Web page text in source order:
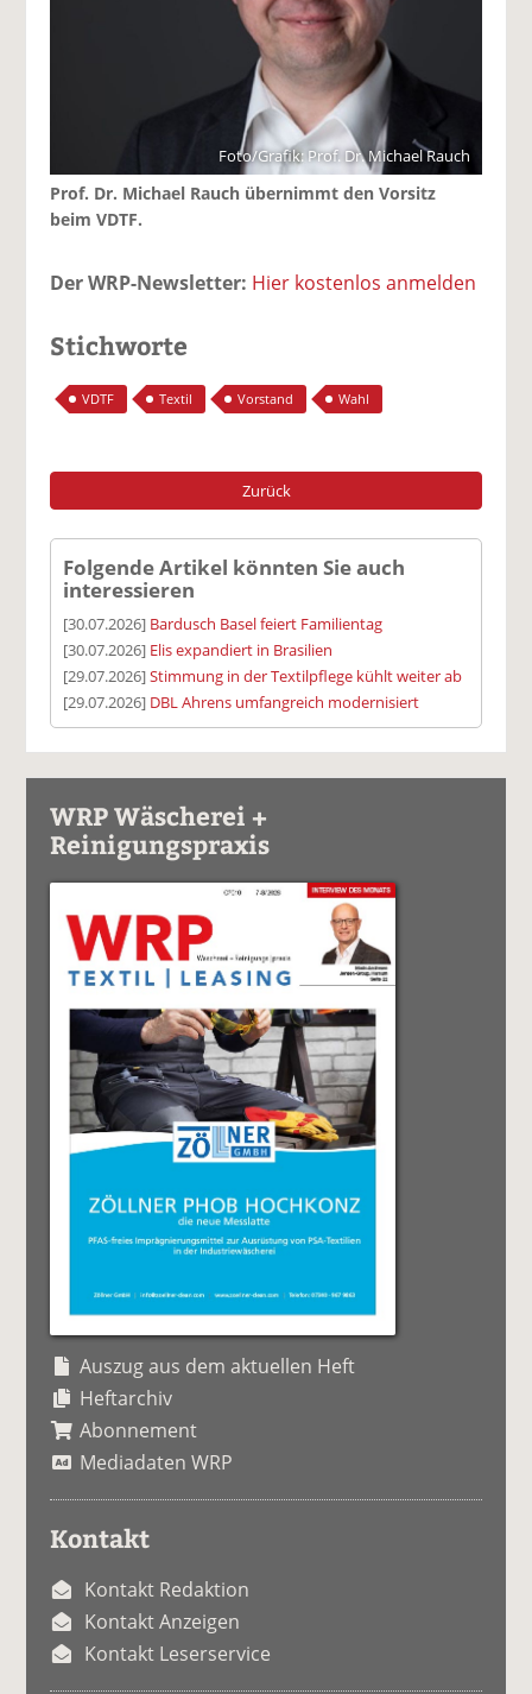
Foto/Grafik: Prof. Dr. Michael Rauch
Prof. Dr. Michael Rauch übernimmt den Vorsitz
beim VDTF.
Der WRP-Newsletter: Hier kostenlos anmelden
Stichworte
VDTF Textil Vorstand Wahl
Zurück
Folgende Artikel könnten Sie auch
interessieren
[30.07.2026] Bardusch Basel feiert Familientag
[30.07.2026] Elis expandiert in Brasilien
[29.07.2026]Stimmung in der Textilpflege kühlt weiter ab
[29.07.2026] DBL Ahrens umfangreich modernisiert
WRP Wäscherei +
Reinigungspraxis
Auszug aus dem aktuellen Heft
Heftarchiv
Abonnement
Mediadaten WRP
Kontakt
Kontakt Redaktion
Kontakt Anzeigen
Kontakt Leserservice